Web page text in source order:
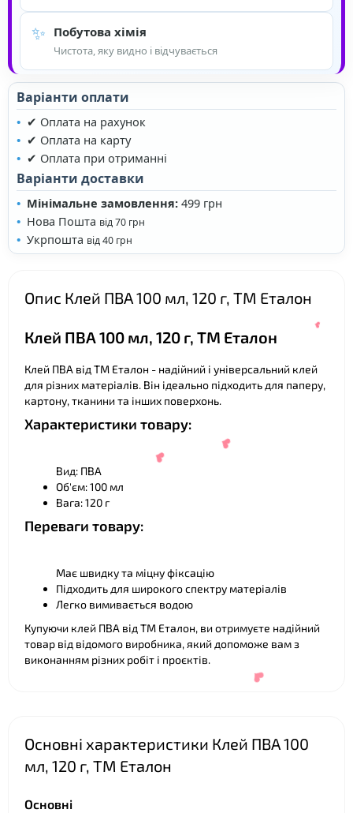
✨ Побутова хімія
Чистота, яку видно і відчувається
Варіанти оплати
✔ Оплата на рахунок
✔ Оплата на карту
✔ Оплата при отриманні
Варіанти доставки
Мінімальне замовлення: 499 грн
Нова Пошта від 70 грн
Укрпошта від 40 грн
Опис Клей ПВА 100 мл, 120 г, ТМ Еталон
Клей ПВА 100 мл, 120 г, ТМ Еталон
Клей ПВА від ТМ Еталон - надійний і універсальний клей
для різних матеріалів. Він ідеально підходить для паперу,
картону, тканини та інших поверхонь.
Характеристики товару:
Вид: ПВА
Об'єм: 100 мл
Вага: 120 г
Переваги товару:
Має швидку та міцну фіксацію
Підходить для широкого спектру матеріалів
Легко вимивається водою
Купуючи клей ПВА від ТМ Еталон, ви отримуєте надійний
товар від відомого виробника, який допоможе вам з
виконанням різних робіт і проєктів.
Основні характеристики Клей ПВА 100
мл, 120 г, ТМ Еталон
Основні
❤
❤
❤
❤